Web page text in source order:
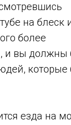
на блеск
более
вы должны
езда на